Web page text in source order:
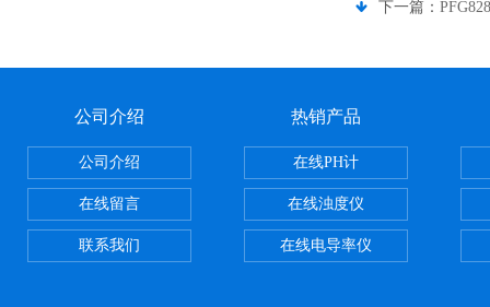
下一篇：
公司介绍
公司介绍
在线留言
联系我们
热销产品
在线PH计
在线浊度仪
在线电导率仪